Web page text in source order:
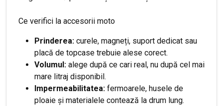
Ce verifici la accesorii moto
Prinderea: curele, magneți, suport dedicat sau
placă de topcase trebuie alese corect.
Volumul: alege după ce cari real, nu după cel mai
mare litraj disponibil.
Impermeabilitatea: fermoarele, husele de
ploaie și materialele contează la drum lung.